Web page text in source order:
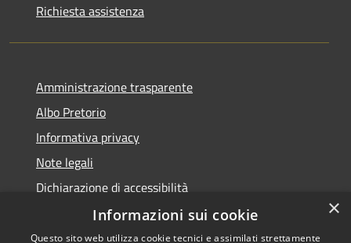
Richiesta assistenza
Amministrazione trasparente
Albo Pretorio
Informativa privacy
Note legali
Dichiarazione di accessibilità
×
Informazioni sui cookie
Questo sito web utilizza cookie tecnici e assimilati strettamente